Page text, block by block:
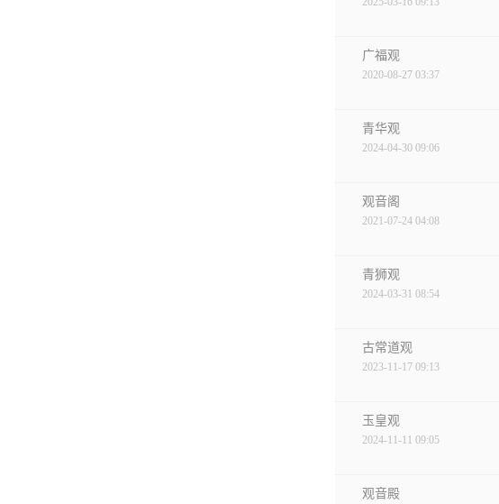
广福观
2020-08-27 03:37
青华观
2024-04-30 09:06
观音阁
2021-07-24 04:08
青狮观
2024-03-31 08:54
古常道观
2023-11-17 09:13
玉皇观
2024-11-11 09:05
观音殿